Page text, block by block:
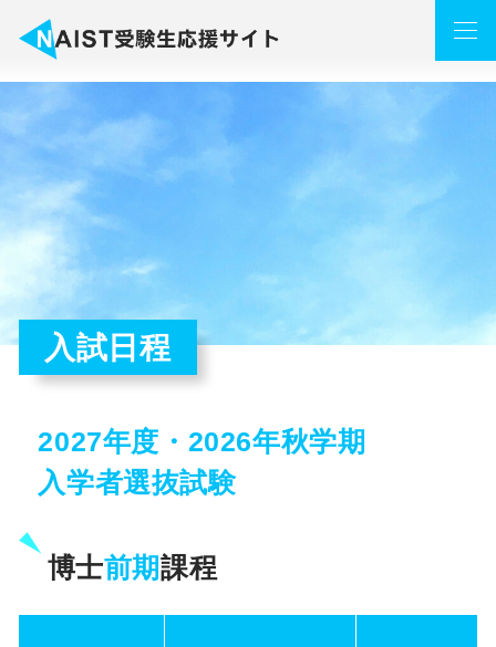
入試日程
2027年度・2026年秋学期
入学者選抜試験
博士前期課程